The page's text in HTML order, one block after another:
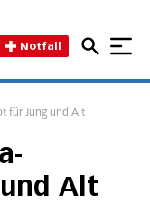
Notfall
für Jung und Alt
Alt